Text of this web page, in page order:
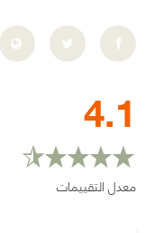
4.1
معدل التقييمات